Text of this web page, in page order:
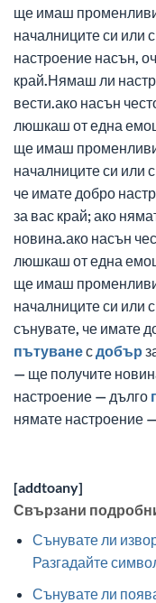
ще имаш
началниците си или
настроение насън,
край.Нямаш ли
вести.ако насън
люшкаш от една
ще имаш
началниците си или
че имате добро
за вас край; ако
новина.ако насън
люшкаш от една
ще имаш
началниците си или
сънувате, че имате
пътуванесдобър
— ще получите
настроение — дълго
нямате настроение
[addtoany]
Свързани
Сънувате ли
Разгадайте
Сънувате ли